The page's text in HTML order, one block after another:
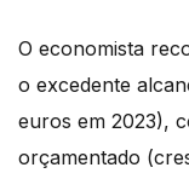
O economista
o excedente
euros em 2023),
orçamentado